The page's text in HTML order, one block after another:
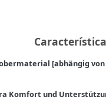
[abhängig von
Komfort und